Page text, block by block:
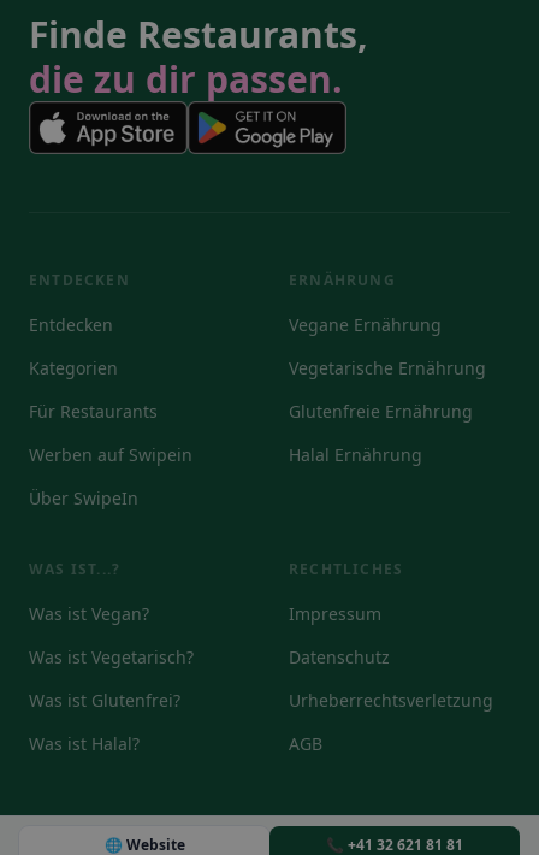
🌐 Website 📞 +41 32 621 81 81
Finde Restaurants,
die zu dir passen.
ENTDECKEN
Entdecken
Kategorien
Für Restaurants
Werben auf Swipein
Über SwipeIn
ERNÄHRUNG
Vegane Ernährung
Vegetarische Ernährung
Glutenfreie Ernährung
Halal Ernährung
WAS IST...?
Was ist Vegan?
Was ist Vegetarisch?
Was ist Glutenfrei?
Was ist Halal?
RECHTLICHES
Impressum
Datenschutz
Urheberrechtsverletzung
AGB